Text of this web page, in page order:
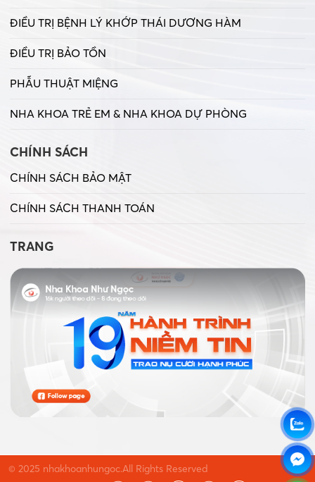
ĐIỀU TRỊ BỆNH LÝ KHỚP THÁI DƯƠNG HÀM
ĐIỀU TRỊ BẢO TỒN
PHẪU THUẬT MIỆNG
NHA KHOA TRẺ EM & NHA KHOA DỰ PHÒNG
CHÍNH SÁCH
CHÍNH SÁCH BẢO MẬT
CHÍNH SÁCH THANH TOÁN
TRANG
© 2025 nhakhoanhungoc.All Rights Reserved